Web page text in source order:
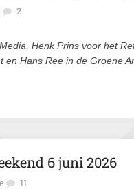
2
Henk Prins voor het
Hans Ree in de Groene
6 juni 2026
11